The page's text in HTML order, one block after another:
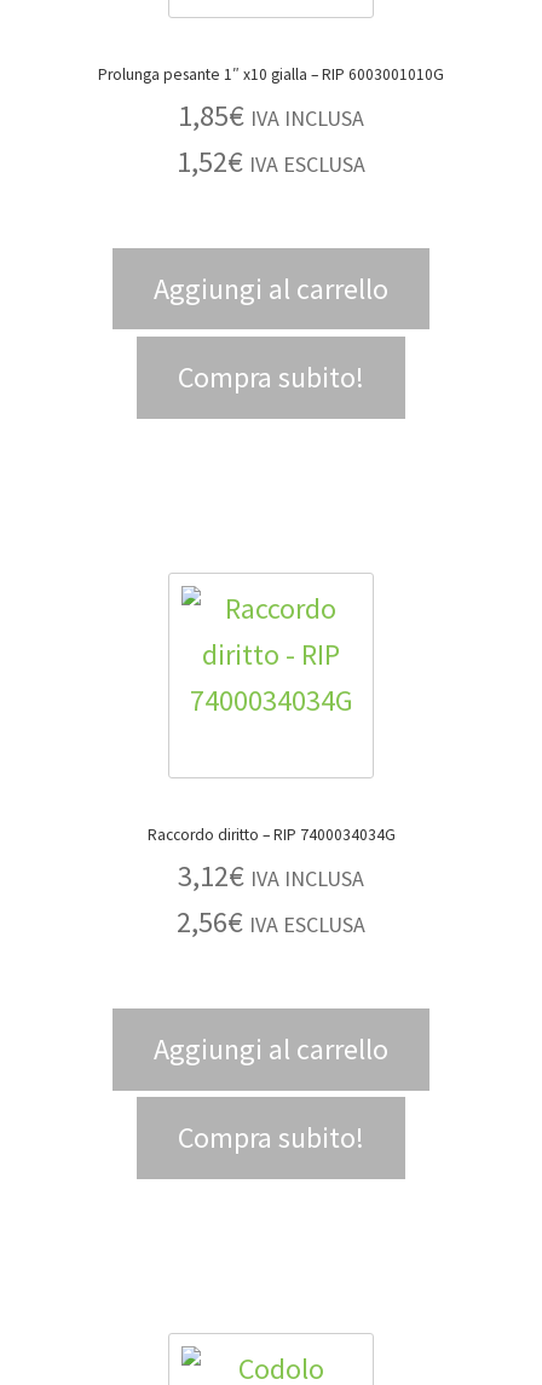
Prolunga pesante 1″ x10 gialla – RIP 6003001010G
1,85€ IVA INCLUSA
1,52€ IVA ESCLUSA
Aggiungi al carrello
Compra subito!
Raccordo diritto – RIP 7400034034G
3,12€ IVA INCLUSA
2,56€ IVA ESCLUSA
Aggiungi al carrello
Compra subito!